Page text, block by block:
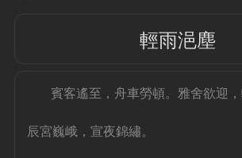
輕雨浥塵
賓客遙至，舟車勞頓。雅舍欲迎，
辰宮巍峨，宣夜錦繡。